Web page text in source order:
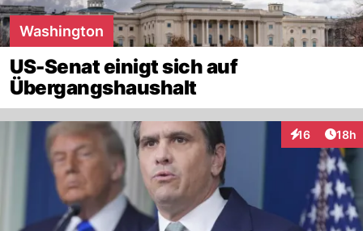
Washington
US-Senat einigt sich auf
Übergangshaushalt
16
Interaktionen
18h